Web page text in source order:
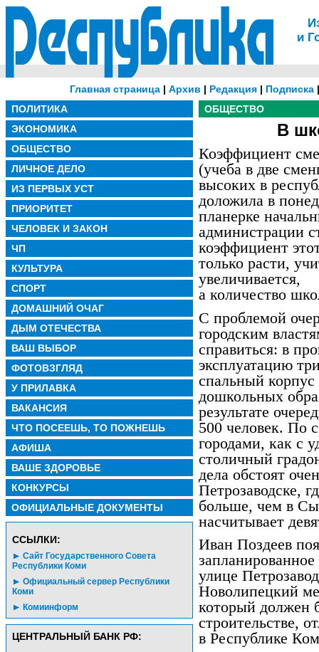
и
Главная страница | Архив | Редакция | Подписка
ПОЛИТИКА
ЭКОНОМИКА
ОБЩЕСТВО
ЛИЧНОЕ ДЕЛО
ИЗ ПЕРВЫХ УСТ
ПРИОРИТЕТ
ЧЕЛОВЕК И ЗАКОН
ЧП
КУЛЬТУРА
СПОРТ
ДОМАШНИЙ ОЧАГ
ДЫМ ОТЕЧЕСТВА
ВАШ ВЫБОР
ФОТОВЗГЛЯД
У ПРИЛАВКА
ВАКАНСИЯ
ЧТО ПОСЕЕШЬ, ТО ПОЖНЕШЬ
АФИША
ВАШЕ ЗДОРОВЬЕ
КОНКУРСЫ
ОФИЦИАЛЬНЫЕ ДОКУМЕНТЫ
CСЫЛКИ:
Сайт Государственного Совета
Республики Коми
Официальный сервер Республики
Коми
Комиинформ
ЦЕНТРАЛЬНЫЙ БАНК РФ:
ОБЩЕСТВО
В
Коэффициент
(учеба в две
высоких в
доложила в
планерке
администрации
коэффициент
только расти,
увеличивается,
а количество
С проблемой
городским
справиться: в
эксплуатацию
спальный
дошкольных
результате
500 человек. По
городами, как с
столичный
дела обстоят
Петрозаводске,
больше, чем в
насчитывает
Иван Поздеев
улице
Новолипецкий
который должен
строительстве,
в Республике